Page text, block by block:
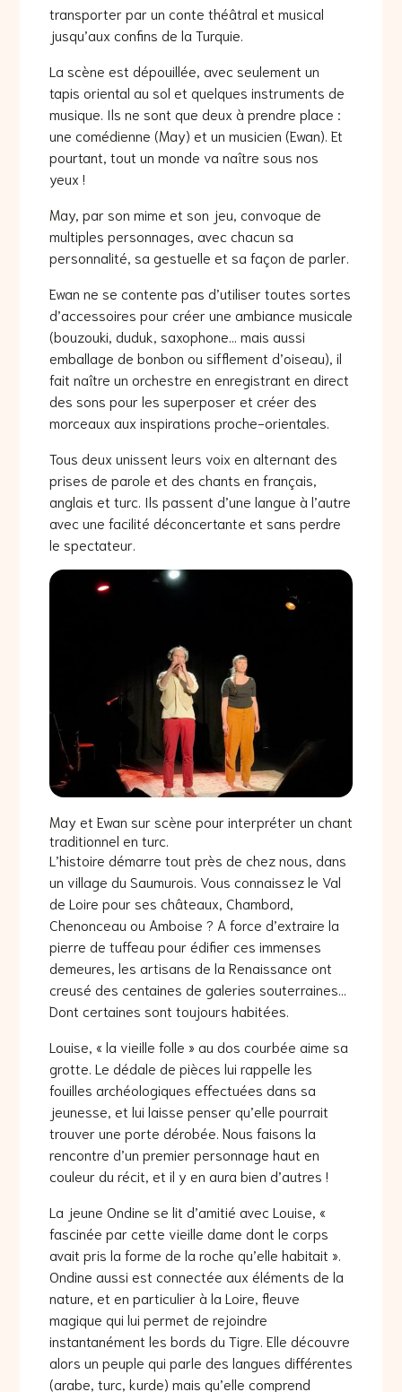
transporter par un conte théâtral et musical
jusqu’aux confins de la Turquie.
La scène est dépouillée, avec seulement un
tapis oriental au sol et quelques instruments de
musique. Ils ne sont que deux à prendre place :
une comédienne (May) et un musicien (Ewan). Et
pourtant, tout un monde va naître sous nos
yeux !
May, par son mime et son jeu, convoque de
multiples personnages, avec chacun sa
personnalité, sa gestuelle et sa façon de parler.
Ewan ne se contente pas d’utiliser toutes sortes
d’accessoires pour créer une ambiance musicale
(bouzouki, duduk, saxophone… mais aussi
emballage de bonbon ou sifflement d’oiseau), il
fait naître un orchestre en enregistrant en direct
des sons pour les superposer et créer des
morceaux aux inspirations proche-orientales.
Tous deux unissent leurs voix en alternant des
prises de parole et des chants en français,
anglais et turc. Ils passent d’une langue à l’autre
avec une facilité déconcertante et sans perdre
le spectateur.
May et Ewan sur scène pour interpréter un chant
traditionnel en turc.
L’histoire démarre tout près de chez nous, dans
un village du Saumurois. Vous connaissez le Val
de Loire pour ses châteaux, Chambord,
Chenonceau ou Amboise ? A force d’extraire la
pierre de tuffeau pour édifier ces immenses
demeures, les artisans de la Renaissance ont
creusé des centaines de galeries souterraines…
Dont certaines sont toujours habitées.
Louise, « la vieille folle » au dos courbée aime sa
grotte. Le dédale de pièces lui rappelle les
fouilles archéologiques effectuées dans sa
jeunesse, et lui laisse penser qu’elle pourrait
trouver une porte dérobée. Nous faisons la
rencontre d’un premier personnage haut en
couleur du récit, et il y en aura bien d’autres !
La jeune Ondine se lit d’amitié avec Louise, «
fascinée par cette vieille dame dont le corps
avait pris la forme de la roche qu’elle habitait ».
Ondine aussi est connectée aux éléments de la
nature, et en particulier à la Loire, fleuve
magique qui lui permet de rejoindre
instantanément les bords du Tigre. Elle découvre
alors un peuple qui parle des langues différentes
(arabe, turc, kurde) mais qu’elle comprend